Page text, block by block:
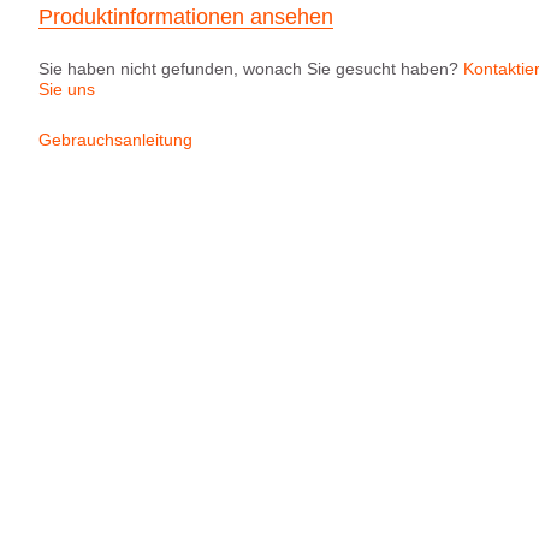
Produktinformationen ansehen
Sie haben nicht gefunden, wonach Sie gesucht haben?
Sie uns
Gebrauchsanleitung